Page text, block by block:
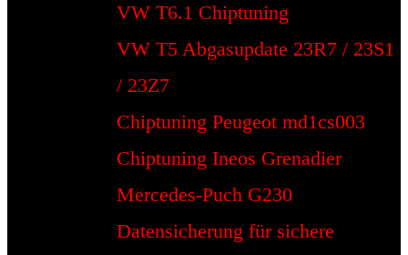
VW T6.1 Chiptuning
VW T5 Abgasupdate 23R7 / 23S1
/ 23Z7
Chiptuning Peugeot md1cs003
Chiptuning Ineos Grenadier
Mercedes-Puch G230
Datensicherung für sichere